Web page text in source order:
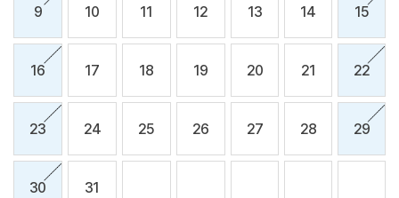
9 10 11 12 13 14 15
16 17 18 19 20 21 22
23 24 25 26 27 28 29
30 31